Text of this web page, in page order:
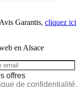
Garantis, cliquez ici
en Alsace
offres
de confidentialité.